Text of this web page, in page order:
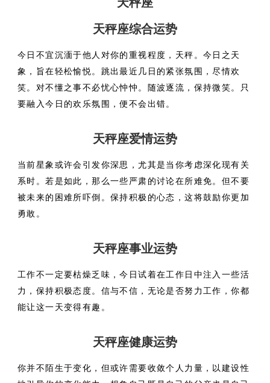
天秤座综合运势
今日不宜沉湎于他人对你的重视程度，天秤。今日之天
象，旨在轻松愉悦。跳出最近几日的紧张氛围，尽情欢
笑。对不懂之事不必忧心忡忡。随波逐流，保持微笑。只
要融入今日的欢乐氛围，便不会出错。
天秤座爱情运势
当前星象或许会引发你深思，尤其是当你考虑深化现有关
系时。若是如此，那么一些严肃的讨论在所难免。但不要
被未来的困难所吓倒。保持积极的心态，这将鼓励你更加
勇敢。
天秤座事业运势
工作不一定要枯燥乏味，今日试着在工作日中注入一些活
力，保持积极态度。信与不信，无论是否努力工作，你都
能让这一天变得有趣。
天秤座健康运势
你并不陌生于变化，但或许需要收敛个人力量，以建设性